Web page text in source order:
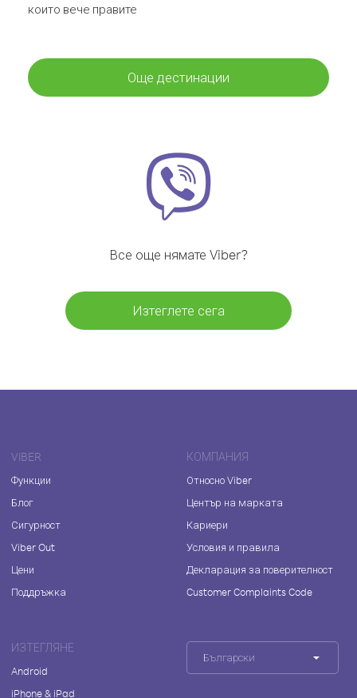
които вече правите
Още дестинации
Все още нямате Viber?
Изтеглете сега
VIBER
Функции
Блог
Сигурност
Viber Out
Цени
Поддръжка
КОМПАНИЯ
Относно Viber
Център на марката
Кариери
Условия и правила
Декларация за поверителност
Customer Complaints Code
ИЗТЕГЛЯНЕ
Android
iPhone & iPad
Български